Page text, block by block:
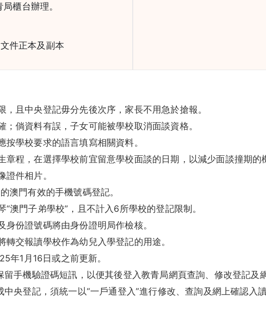
櫃台辦理。
件正本及副本
且中央登記毋分先後次序，家長不用急於搶報。
倘資料有誤，子女可能被學校取消面談資格。
學校要求的語言填寫相關資料。
章程，在選擇學校前宜留意學校面談的日期，以減少面談撞期的
件相片。
澳門有效的手機號碼登記。
澳門子弟學校”，且不計入6所學校的登記限制。
份證號碼將由身份證明局作檢核。
交報讀學校作為幼兒入學登記的用途。
年1月16日或之前更新。
留手機驗證碼短訊，以便其後登入教青局網頁查詢、修改登記及
央登記，須統一以“一戶通登入”進行修改、查詢及網上確認入讀